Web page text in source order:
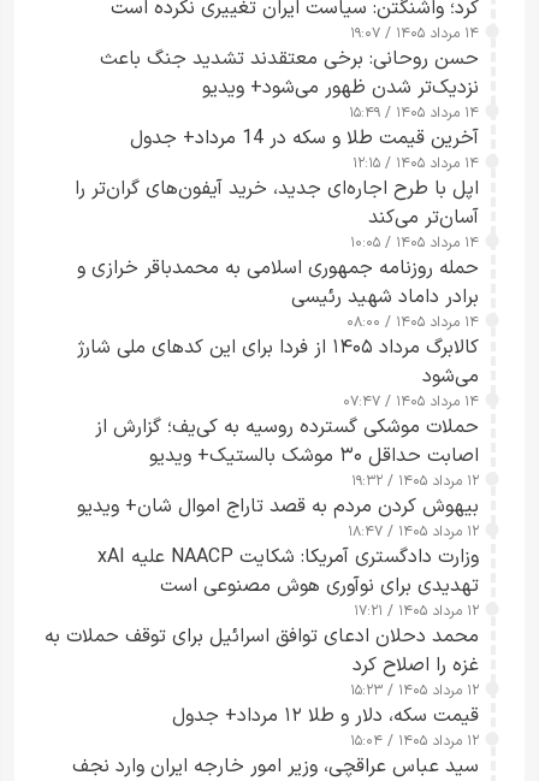
کرد؛ واشنگتن: سیاست ایران تغییری نکرده است
۱۴ مرداد ۱۴۰۵ / ۱۹:۰۷
حسن روحانی: برخی معتقدند تشدید جنگ باعث
نزدیک‌تر شدن ظهور می‌شود+ ویدیو
۱۴ مرداد ۱۴۰۵ / ۱۵:۴۹
آخرین قیمت طلا و سکه در 14 مرداد+ جدول
۱۴ مرداد ۱۴۰۵ / ۱۲:۱۵
اپل با طرح اجاره‌ای جدید، خرید آیفون‌های گران‌تر را
آسان‌تر می‌کند
۱۴ مرداد ۱۴۰۵ / ۱۰:۰۵
حمله روزنامه جمهوری اسلامی به محمدباقر خرازی و
برادر داماد شهید رئیسی
۱۴ مرداد ۱۴۰۵ / ۰۸:۰۰
کالابرگ مرداد ۱۴۰۵ از فردا برای این کدهای ملی شارژ
می‌شود
۱۴ مرداد ۱۴۰۵ / ۰۷:۴۷
حملات موشکی گسترده روسیه به کی‌یف؛ گزارش از
اصابت حداقل ۳۰ موشک بالستیک+ ویدیو
۱۲ مرداد ۱۴۰۵ / ۱۹:۳۲
بیهوش کردن مردم به قصد تاراج اموال شان+ ویدیو
۱۲ مرداد ۱۴۰۵ / ۱۸:۴۷
وزارت دادگستری آمریکا: شکایت NAACP علیه xAI
تهدیدی برای نوآوری هوش مصنوعی است
۱۲ مرداد ۱۴۰۵ / ۱۷:۲۱
محمد دحلان ادعای توافق اسرائیل برای توقف حملات به
غزه را اصلاح کرد
۱۲ مرداد ۱۴۰۵ / ۱۵:۲۳
قیمت سکه، دلار و طلا ۱۲ مرداد+ جدول
۱۲ مرداد ۱۴۰۵ / ۱۵:۰۴
سید عباس عراقچی، وزیر امور خارجه ایران وارد نجف